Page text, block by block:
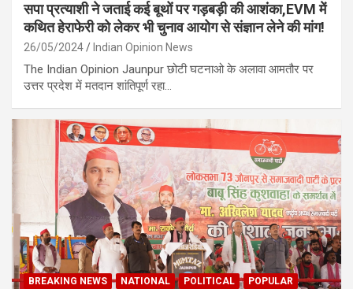
सपा प्रत्याशी ने जताई कई बूथों पर गड़बड़ी की आशंका,EVM में
कथित हेराफेरी को लेकर भी चुनाव आयोग से संज्ञान लेने की मांग!
26/05/2024 Indian Opinion News
The Indian Opinion Jaunpur छोटी घटनाओ के अलावा आमतौर पर
उत्तर प्रदेश में मतदान शांतिपूर्ण रहा…
BREAKING NEWS NATIONAL POLITICAL
POPULAR